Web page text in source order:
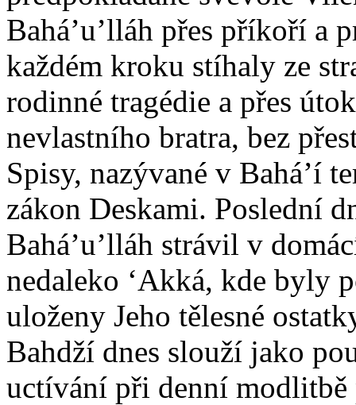
Bahá’u’lláh přes příkoří a
každém kroku stíhaly ze
rodinné tragédie a přes
nevlastního bratra, bez
Spisy, nazývané v Bahá’í
zákon Deskami. Poslední
Bahá’u’lláh strávil v
nedaleko ‘Akká, kde byly
uloženy Jeho tělesné
Bahdží dnes slouží jako
uctívání při denní modlitbě